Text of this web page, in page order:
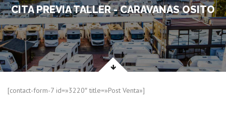
CITA PREVIA TALLER - CARAVANAS OSITO
[contact-form-7 id=»3220″ title=»Post Venta»]